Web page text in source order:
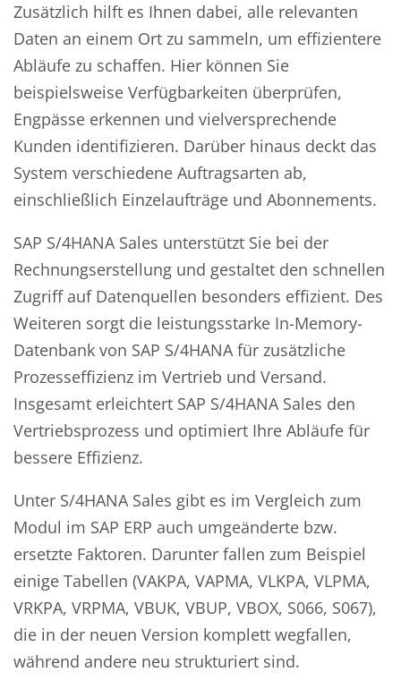
Zusätzlich hilft es Ihnen dabei, alle relevanten
Daten an einem Ort zu sammeln, um effizientere
Abläufe zu schaffen. Hier können Sie
beispielsweise Verfügbarkeiten überprüfen,
Engpässe erkennen und vielversprechende
Kunden identifizieren. Darüber hinaus deckt das
System verschiedene Auftragsarten ab,
einschließlich Einzelaufträge und Abonnements.
SAP S/4HANA Sales unterstützt Sie bei der
Rechnungserstellung und gestaltet den schnellen
Zugriff auf Datenquellen besonders effizient. Des
Weiteren sorgt die leistungsstarke In-Memory-
Datenbank von SAP S/4HANA für zusätzliche
Prozesseffizienz im Vertrieb und Versand.
Insgesamt erleichtert SAP S/4HANA Sales den
Vertriebsprozess und optimiert Ihre Abläufe für
bessere Effizienz.
Unter S/4HANA Sales gibt es im Vergleich zum
Modul im SAP ERP auch umgeänderte bzw.
ersetzte Faktoren. Darunter fallen zum Beispiel
einige Tabellen (VAKPA, VAPMA, VLKPA, VLPMA,
VRKPA, VRPMA, VBUK, VBUP, VBOX, S066, S067),
die in der neuen Version komplett wegfallen,
während andere neu strukturiert sind.